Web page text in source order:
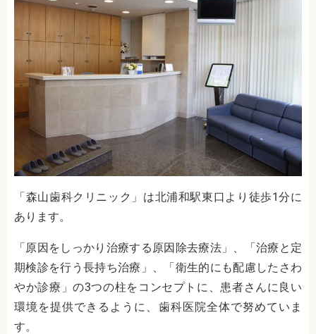
「森山歯科クリニック」は北浦和駅東口より徒歩1分に
あります。
「原因をしっかり治療する原因除去療法」、「治療と定
期検診を行う長持ち治療」、「衛生的にも配慮したさわ
やか診療」の3つの柱をコンセプトに、患者さんに良い
環境を提供できるように、歯科医院全体で努めていま
す。